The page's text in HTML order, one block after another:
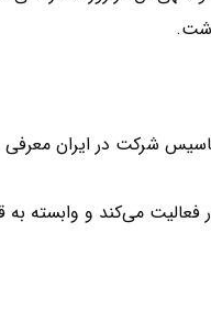
شرکت در ایران
می‌کند و وابسته